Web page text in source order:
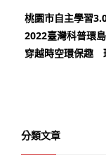
桃園市自主學習
2022臺灣科普環
穿越時空環保趣
分類文章